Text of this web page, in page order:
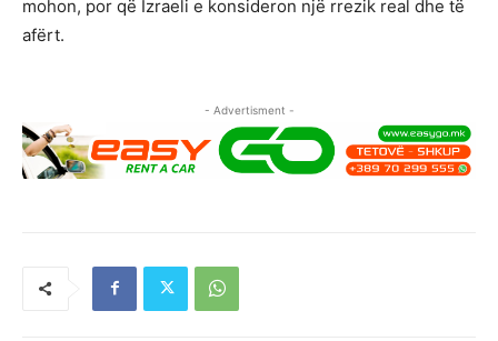
mohon, por që Izraeli e konsideron një rrezik real dhe të
afërt.
- Advertisment -